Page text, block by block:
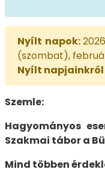
Nyílt napok:
(szombat),
Nyílt napjainkról
Szemle:
Hagyományos
Szakmai tábor a
Mind többen